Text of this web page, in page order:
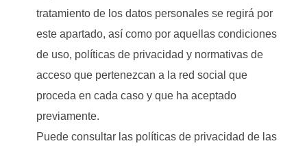
tratamiento de los datos personales se regirá por
este apartado, así como por aquellas condiciones
de uso, políticas de privacidad y normativas de
acceso que pertenezcan a la red social que
proceda en cada caso y que ha aceptado
previamente.
Puede consultar las políticas de privacidad de las